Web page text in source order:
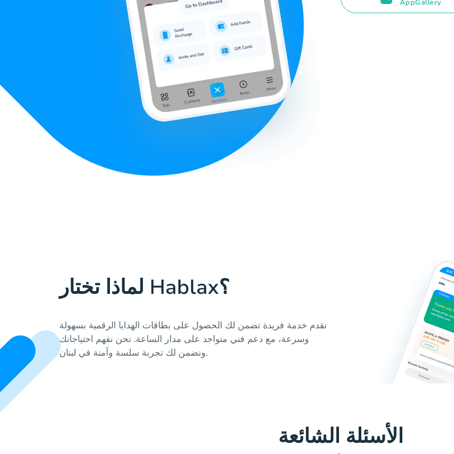
AppGallery
لماذا تختار Hablax؟
نقدم خدمة فريدة تضمن لك الحصول على بطاقات الهدايا الرقمية بسهولة
وسرعة، مع دعم فني متواجد على مدار الساعة. نحن نفهم احتياجاتك
ونضمن لك تجربة سلسة وآمنة في لبنان.
الأسئلة الشائعة